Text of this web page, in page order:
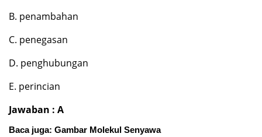
B. penambahan
C. penegasan
D. penghubungan
E. perincian
Jawaban : A
Baca juga: Gambar Molekul Senyawa